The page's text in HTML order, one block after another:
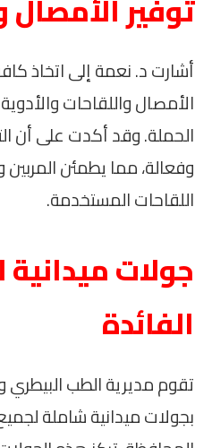
توفير الأمصال
أشارت د. نعمة إلى اتخاذ كافة
الأمصال واللقاحات
الحملة. وقد أكدت على أن
وفعالة، مما يطمئن
اللقاحات المستخدمة.
جولات
الفائدة
تقوم مديرية الطب البيطري
بجولات ميدانية شاملة